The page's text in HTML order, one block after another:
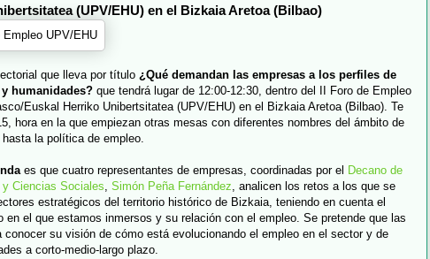
(UPV/EHU) en el Bizkaia Aretoa (Bilbao)
que lleva por título ¿Qué demandan las empresas a los perfiles de
humanidades? que tendrá lugar de 12:00-12:30, dentro del II Foro de Empleo
Euskal Herriko Unibertsitatea (UPV/EHU) en el Bizkaia Aretoa (Bilbao). Te
hora en la que empiezan otras mesas con diferentes nombres del ámbito de
la política de empleo.
es que cuatro representantes de empresas, coordinadas por el Decano de
Ciencias Sociales Simón Peña Fernández , analicen los retos a los que se
estratégicos del territorio histórico de Bizkaia, teniendo en cuenta el
en el que estamos inmersos y su relación con el empleo. Se pretende que las
conocer su visión de cómo está evolucionando el empleo en el sector y de
a corto-medio-largo plazo.